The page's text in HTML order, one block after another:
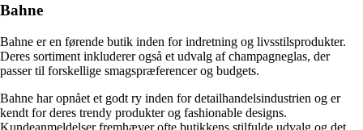
Bahne
Bahne er en førende butik inden for indretning og livsstilsprodukter.
Deres sortiment inkluderer også et udvalg af champagneglas, der
passer til forskellige smagspræferencer og budgets.
Bahne har opnået et godt ry inden for detailhandelsindustrien og er
kendt for deres trendy produkter og fashionable designs.
Kundeanmeldelser fremhæver ofte butikkens stilfulde udvalg og det